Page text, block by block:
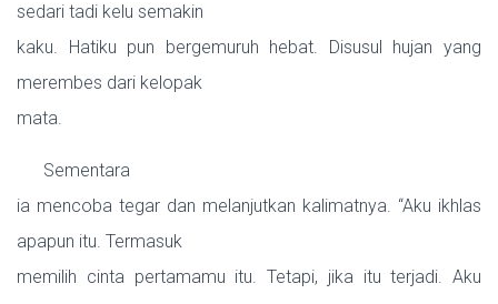
sedari tadi kelu semakin
kaku. Hatiku pun bergemuruh hebat. Disusul hujan yang
merembes dari kelopak
mata.
Sementara
ia mencoba tegar dan melanjutkan kalimatnya. “Aku ikhlas
apapun itu. Termasuk
memilih cinta pertamamu itu. Tetapi, jika itu terjadi. Aku